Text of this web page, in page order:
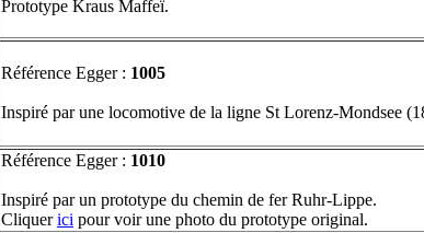
Prototype Kraus Maffeï.
Référence Egger : 1005
Inspiré par une locomotive de la ligne St Lorenz-Mondsee
Référence Egger : 1010
Inspiré par un prototype du chemin de fer Ruhr-Lippe.
Cliquerici pour voir une photo du prototype original.